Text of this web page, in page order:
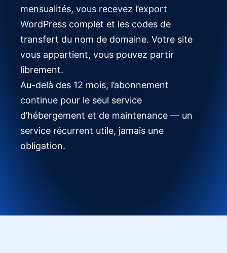
mensualités, vous recevez l’export
WordPress complet et les codes de
transfert du nom de domaine. Votre site
vous appartient, vous pouvez partir
librement.
Au-delà des 12 mois, l’abonnement
continue pour le seul service
d’hébergement et de maintenance — un
service récurrent utile, jamais une
obligation.